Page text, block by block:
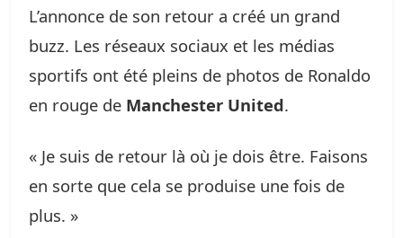
L’annonce de son retour a créé un grand
buzz. Les réseaux sociaux et les médias
sportifs ont été pleins de photos de Ronaldo
en rouge de Manchester United.
« Je suis de retour là où je dois être. Faisons
en sorte que cela se produise une fois de
plus. »